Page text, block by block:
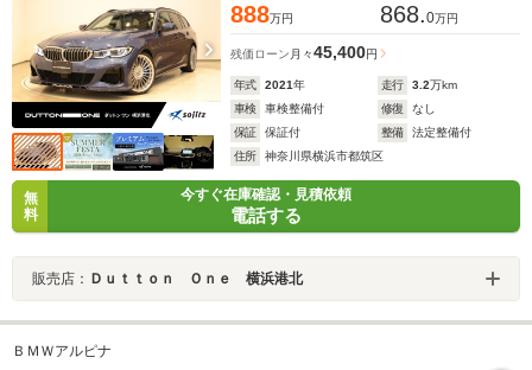
888万円 868.0万円
残価ローン 月々45,400円
年式 2021年 走行 3.2万km
車検
車検整備付 修復
なし
保証
保証付 整備
法定整備付
住所
神奈川県横浜市都筑区
無
料
今すぐ在庫確認・見積依頼
電話する
販売店： Ｄｕｔｔｏｎ Ｏｎｅ 横浜港北
ＢＭＷアルピナ